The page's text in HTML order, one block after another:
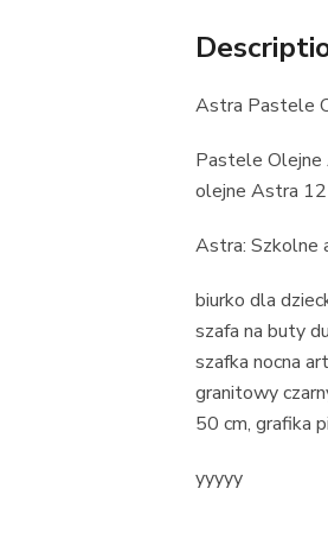
Astra Pastele
Pastele
olejne Astra
Astra: Szkolne
biurko dla
szafa na buty
szafka nocna
granitowy
50 cm, grafika
yyyyy